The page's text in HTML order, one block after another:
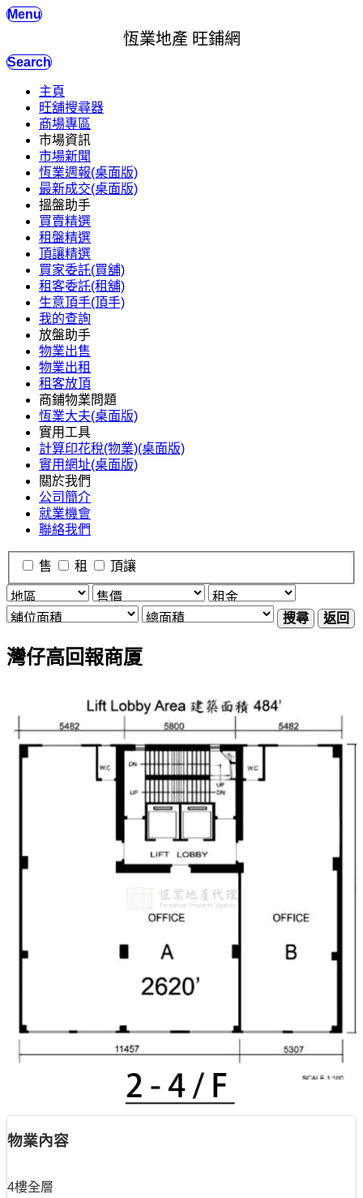
Menu
恆業地產 旺鋪網
Search
主頁
旺舖搜尋器
商場專區
市場資訊
市場新聞
恆業週報(桌面版)
最新成交(桌面版)
搵盤助手
買賣精選
租盤精選
頂讓精選
買家委託(買舖)
租客委託(租舖)
生意頂手(頂手)
我的查詢
放盤助手
物業出售
物業出租
租客放頂
商鋪物業問題
恆業大夫(桌面版)
實用工具
計算印花稅(物業)(桌面版)
實用網址(桌面版)
關於我們
公司簡介
就業機會
聯絡我們
售 租 頂讓
搜尋 返回
灣仔高回報商厦
物業內容
4樓全層